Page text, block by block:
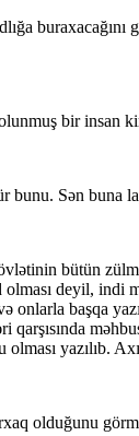
bir insan
Sən buna
bütün
olması deyil,
başqa
yazılıb.
olduğunu